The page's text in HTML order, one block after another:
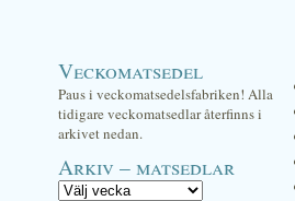
Veckomatsedel
Paus i veckomatsedelsfabriken! Alla
tidigare veckomatsedlar återfinns i
arkivet nedan.
Arkiv – matsedlar